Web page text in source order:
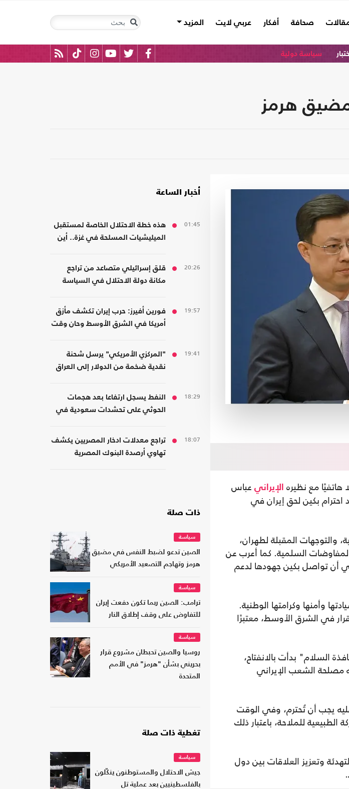
صحافة أفكار عربي لايت المزيد
سياسة دولية
مضيق هرمز
هاتفيًا مع نظيره الإيراني عباس
احترام بكين لحق إيران في
والتوجهات المقبلة لطهران،
السلمية. كما أعرب عن
أن تواصل بكين جهودها لدعم
وأمنها وكرامتها الوطنية.
في الشرق الأوسط، معتبرًا
السلام" بدأت بالانفتاح،
مصلحة الشعب الإيراني
يجب أن تُحترم، وفي الوقت
للملاحة، باعتبار ذلك
وتعزيز العلاقات بين دول
أخبار الساعة
01:45
هذه خطة الاحتلال الخاصة لمستقبل
الميليشيات المسلحة في غزة.. أين
20:26
قلق إسرائيلي متصاعد من تراجع
مكانة دولة الاحتلال في السياسة
19:57
فورين أفيرز: حرب إيران تكشف مأزق
أمريكا في الشرق الأوسط وحان وقت
19:41
"المركزي الأمريكي" يرسل شحنة
نقدية ضخمة من الدولار إلى العراق
18:29
النفط يسجل ارتفاعا بعد هجمات
الحوثي على تحشدات سعودية في
18:07
تراجع معدلات ادخار المصريين يكشف
تهاوي أرصدة البنوك المصرية
ذات صلة
سياسة
الصين تدعو لضبط النفس في مضيق
هرمز وتهاجم التصعيد الأمريكي
سياسة
ترامب: الصين ربما تكون دفعت إيران
للتفاوض على وقف إطلاق النار
سياسة
روسيا والصين تحبطان مشروع قرار
بحريني بشأن "هرمز" في الأمم
المتحدة
تغطية ذات صلة
سياسة
جيش الاحتلال والمستوطنون ينكّلون
بالفلسطينيين بعد عملية تل